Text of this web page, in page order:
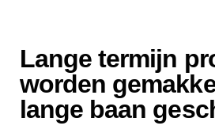
Lange termijn
worden
lange baan